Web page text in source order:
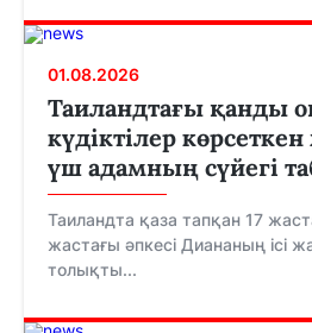
01.08.2026
Таиландтағы қанды
күдіктілер
үш адамның сүйегі
Таиландта қаза тапқан 17
жастағы әпкесі Диананың ісі
толықты...